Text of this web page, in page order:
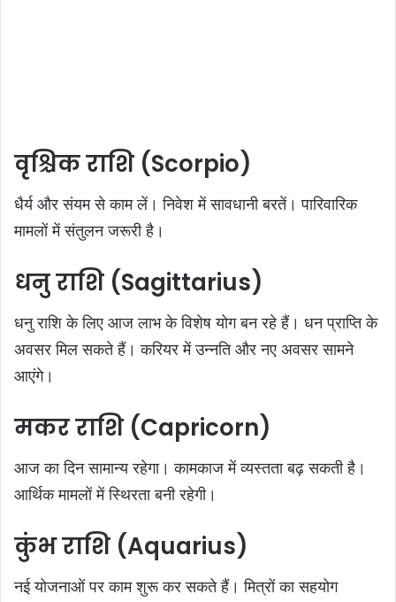
वृश्चिक राशि (Scorpio)
धैर्य और संयम से काम लें। निवेश में सावधानी बरतें। पारिवारिक
मामलों में संतुलन जरूरी है।
धनु राशि (Sagittarius)
धनु राशि के लिए आज लाभ के विशेष योग बन रहे हैं। धन प्राप्ति के
अवसर मिल सकते हैं। करियर में उन्नति और नए अवसर सामने
आएंगे।
मकर राशि (Capricorn)
आज का दिन सामान्य रहेगा। कामकाज में व्यस्तता बढ़ सकती है।
आर्थिक मामलों में स्थिरता बनी रहेगी।
कुंभ राशि (Aquarius)
नई योजनाओं पर काम शुरू कर सकते हैं। मित्रों का सहयोग